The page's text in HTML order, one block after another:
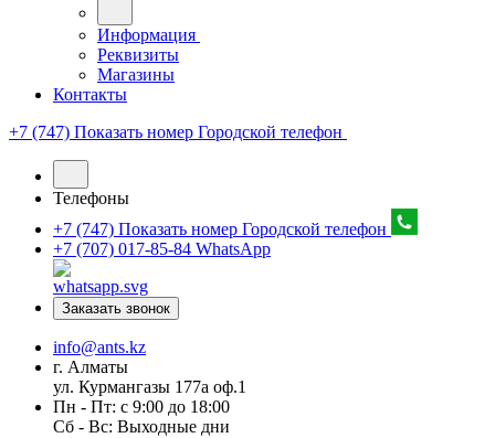
Информация
Реквизиты
Магазины
Контакты
+7 (747) Показать номер Городской телефон
Телефоны
+7 (747) Показать номер Городской телефон
+7 (707) 017-85-84 WhatsApp
Заказать звонок
info@ants.kz
г. Алматы
ул. Курмангазы 177а оф.1
Пн - Пт: с 9:00 до 18:00
Сб - Вс: Выходные дни